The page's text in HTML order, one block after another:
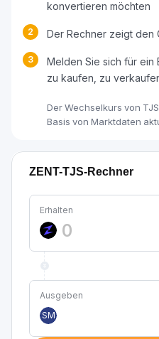
konvertieren möchten
2 Der Rechner zeigt den
3
Melden Sie sich für ein
zu kaufen, zu
Der Wechselkurs von
Basis von Marktdaten
ZENT-TJS-Rechner
Erhalten
Ausgeben
SM